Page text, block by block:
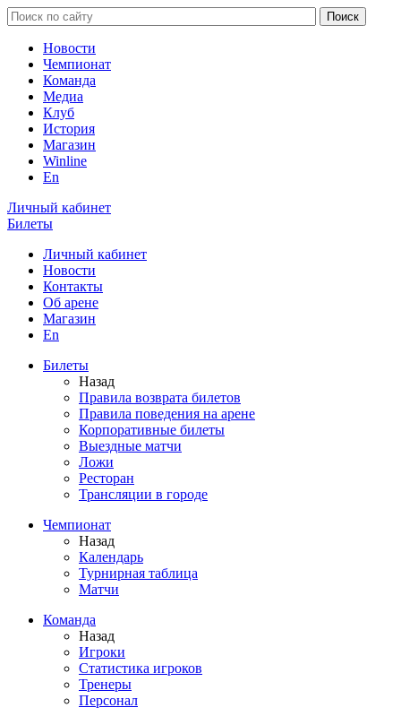
Новости
Чемпионат
Команда
Медиа
Клуб
История
Магазин
Winline
En
Личный кабинет
Билеты
Личный кабинет
Новости
Контакты
Об арене
Магазин
En
Билеты
Назад
Правила возврата билетов
Правила поведения на арене
Корпоративные билеты
Выездные матчи
Ложи
Ресторан
Трансляции в городе
Чемпионат
Назад
Календарь
Турнирная таблица
Матчи
Команда
Назад
Игроки
Статистика игроков
Тренеры
Персонал